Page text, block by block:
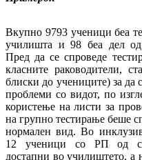
Вкупно 9793 ученици беа
училишта и 98 беа дел од
Пред да се спроведе
класните раководители,
блиски до учениците) за да
проблеми со видот, по
користење на листи за
на групно тестирање беше
нормален вид. Во
12 ученици со РП од
достапни во училиштето,